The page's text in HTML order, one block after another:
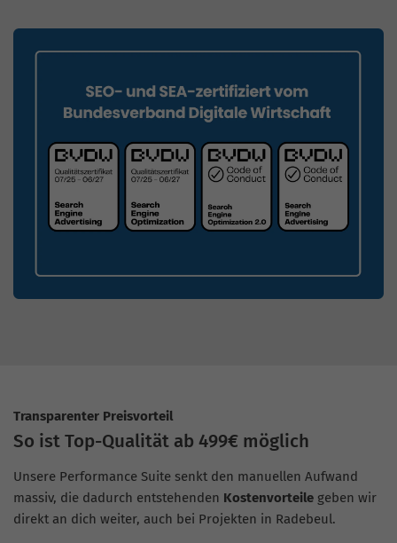
Transparenter Preisvorteil
So ist Top-Qualität ab 499€ möglich
Unsere Performance Suite senkt den manuellen Aufwand
massiv, die dadurch entstehenden Kostenvorteile geben wir
direkt an dich weiter, auch bei Projekten in Radebeul.